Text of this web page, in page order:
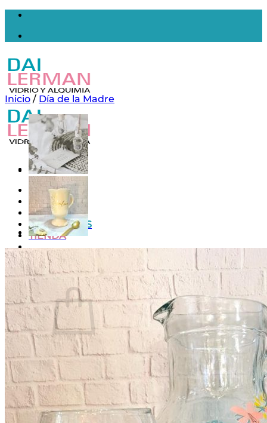
Saltar
contenido
Inicio
Nosotros
Contacto
MAYORISTAS
TIENDA
0
No hay productos en el carrito.
Volver a la tienda
Inicio / Día de la Madre